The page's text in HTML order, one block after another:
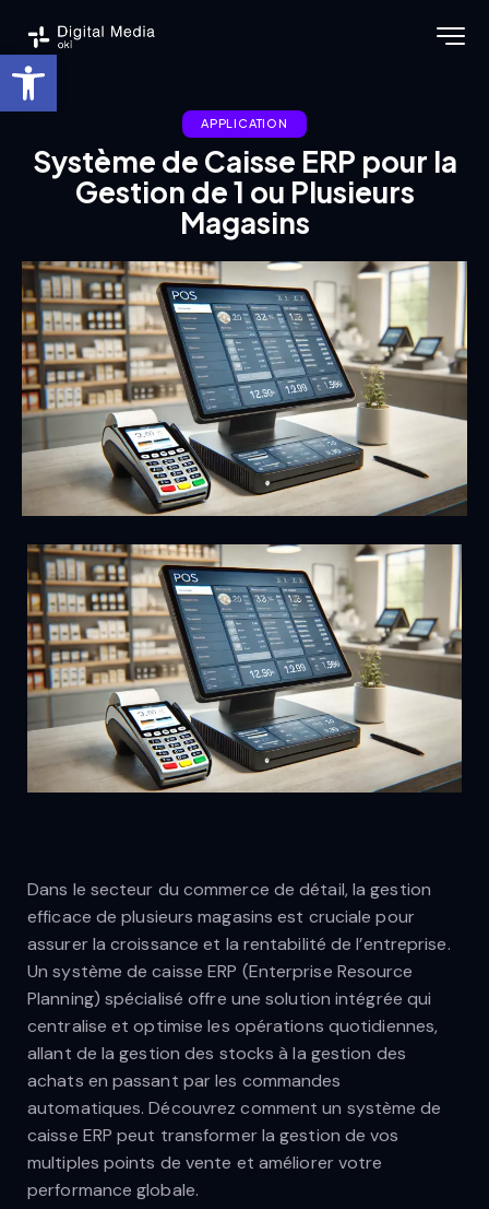
Ouvrir la barre d’outils
APPLICATION
Système de Caisse ERP pour la
Gestion de 1 ou Plusieurs
Magasins
Dans le secteur du commerce de détail, la gestion
efficace de plusieurs magasins est cruciale pour
assurer la croissance et la rentabilité de l’entreprise.
Un système de caisse ERP (Enterprise Resource
Planning) spécialisé offre une solution intégrée qui
centralise et optimise les opérations quotidiennes,
allant de la gestion des stocks à la gestion des
achats en passant par les commandes
automatiques. Découvrez comment un système de
caisse ERP peut transformer la gestion de vos
multiples points de vente et améliorer votre
performance globale.